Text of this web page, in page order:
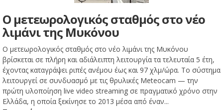
Ο μετεωρολογικός σταθμός στο νέο
λιμάνι της Μυκόνου
Ο μετεωρολογικός σταθμός στο νέο λιμάνι της Μυκόνου
βρίσκεται σε πλήρη και αδιάλειπτη λειτουργία τα τελευταία 5 έτη,
έχοντας καταγράψει ριπές ανέμου έως και 97 χλμ/ώρα. Το σύστημα
λειτουργεί σε συνδυασμό με τις θρυλικές Meteocam — την
πρώτη υλοποίηση live video streaming σε πραγματικό χρόνο στην
Ελλάδα, η οποία ξεκίνησε το 2013 μέσα από έναν...